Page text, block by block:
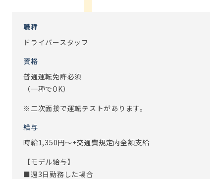
職種
ドライバースタッフ
資格
普通運転免許必須
（一種でOK）
※二次面接で運転テストがあります。
給与
時給1,350円～+交通費規定内全額支給
【モデル給与】
■週3日勤務した場合